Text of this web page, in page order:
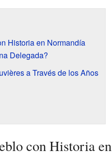
Historia en Normandía
Delegada?
a Través de los Años
con Historia en